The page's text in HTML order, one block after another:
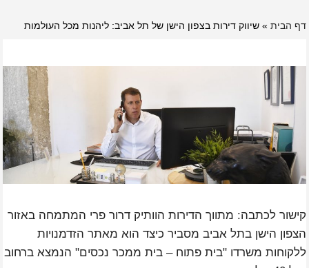
הבית» שיווק דירות בצפון הישן של תל אביב: ליהנות מכל העולמות
לכתבה: מתווך הדירות הוותיק דרור פרי המתמחה באזור
הישן בתל אביב מסביר כיצד הוא מאתר הזדמנויות
משרדו "בית פתוח – בית ממכר נכסים" הנמצא ברחוב